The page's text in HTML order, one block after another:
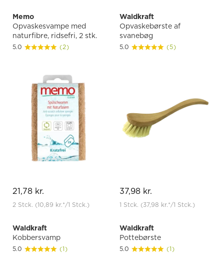
Memo
Opvaskesvampe med
naturfibre, ridsefri, 2 stk.
5.0 (2)
21,78 kr.
2 Stck. (10,89 kr.*/1 Stck.)
Waldkraft
Opvaskebørste af
svanebøg
5.0 (5)
37,98 kr.
1 Stck. (37,98 kr.*/1 Stck.)
Waldkraft
Kobbersvamp
5.0 (1)
Waldkraft
Pottebørste
5.0 (1)